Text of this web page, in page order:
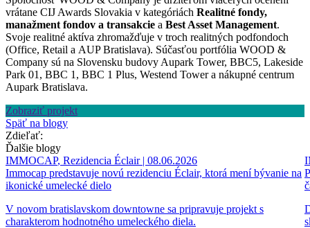
vrátane CIJ Awards Slovakia v kategóriách Realitné fondy,
manažment fondov a transakcie a Best Asset Management.
Svoje realitné aktíva zhromažďuje v troch realitných podfondoch
(Office, Retail a AUP Bratislava). Súčasťou portfólia WOOD &
Company sú na Slovensku budovy Aupark Tower, BBC5, Lakeside
Park 01, BBC 1, BBC 1 Plus, Westend Tower a nákupné centrum
Aupark Bratislava.
Zobraziť projekt
Späť na blogy
Zdieľať:
Ďalšie blogy
IMMOCAP, Rezidencia Éclair| 08.06.2026
Immocap predstavuje novú rezidenciu Éclair, ktorá mení bývanie na
ikonické umelecké dielo
V novom bratislavskom downtowne sa pripravuje projekt s
charakterom hodnotného umeleckého diela.